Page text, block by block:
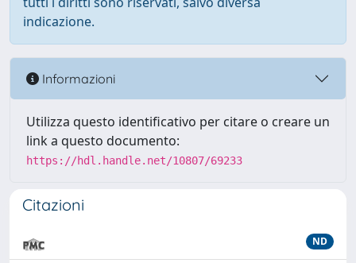
indicazione.
Informazioni
Utilizza questo identificativo per citare o creare un
link a questo documento:
https://hdl.handle.net/10807/69233
Citazioni
ND